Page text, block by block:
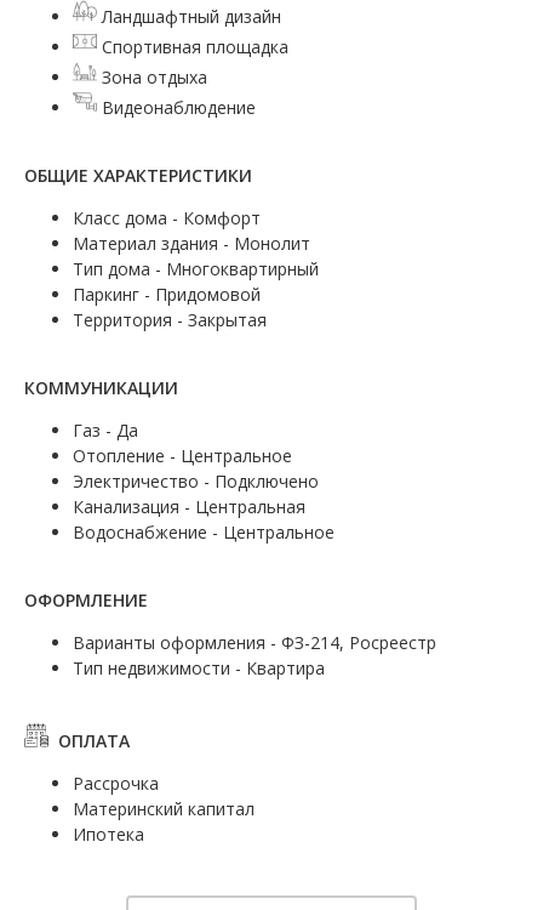
Ландшафтный дизайн
Спортивная площадка
Зона отдыха
Видеонаблюдение
ОБЩИЕ ХАРАКТЕРИСТИКИ
Класс дома - Комфорт
Материал здания - Монолит
Тип дома - Многоквартирный
Паркинг - Придомовой
Территория - Закрытая
КОММУНИКАЦИИ
Газ - Да
Отопление - Центральное
Электричество - Подключено
Канализация - Центральная
Водоснабжение - Центральное
ОФОРМЛЕНИЕ
Варианты оформления - ФЗ-214, Росреестр
Тип недвижимости - Квартира
ОПЛАТА
Рассрочка
Материнский капитал
Ипотека